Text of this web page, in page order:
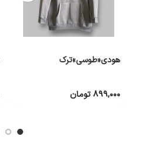
هودی«طوسی»ترک
۸۹۹,۰۰۰تومان